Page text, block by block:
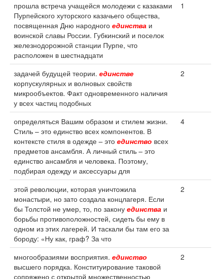
прошла встреча учащейся молодежи с казаками
Пурпейского хуторского казачьего общества,
посвященная Дню народного единства и
воинской славы России. Губкинский и поселок
железнодорожной станции Пурпе, что
расположен в шестнадцати
1
задачей будущей теории. единстве
корпускулярных и волновых свойств
микрообъектов. Факт одновременного наличия
у всех частиц подобных
2
определяться Вашим образом и стилем жизни.
Стиль – это единство всех компонентов. В
контексте стиля в одежде – это единство всех
предметов ансамбля. А личный стиль – это
единство ансамбля и человека. Поэтому,
подбирая одежду и аксессуары для
4
этой революции, которая уничтожила
монастыри, но зато создала концлагеря. Если
бы Толстой не умер, то, по закону единства и
борьбы противоположностей, сидеть бы ему в
одном из этих лагерей. И таскали бы там его за
бороду: «Ну как, граф? За что
2
многообразиями восприятия. единство
высшего порядка. Конституирование таковой
сопряжено с открытой множественностью
2